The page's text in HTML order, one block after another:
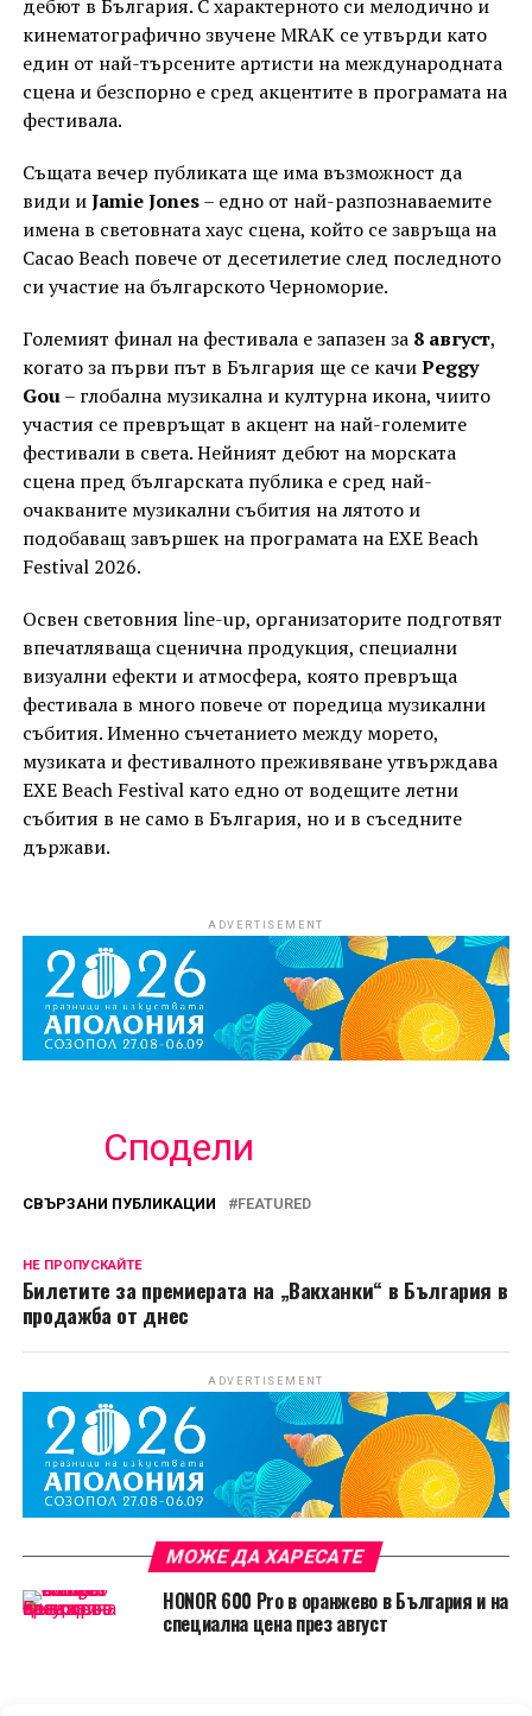
дебют в България. С характерното си мелодично и
кинематографично звучене MRAK се утвърди като
един от най-търсените артисти на международната
сцена и безспорно е сред акцентите в програмата на
фестивала.
Същата вечер публиката ще има възможност да
види иJamie Jones– едно от най-разпознаваемите
имена в световната хаус сцена, който се завръща на
Cacao Beach повече от десетилетие след последното
си участие на българското Черноморие.
Големият финал на фестивала е запазен за 8 август,
когато за първи път в България ще се качиPeggy
Gou– глобална музикална и културна икона, чиито
участия се превръщат в акцент на най-големите
фестивали в света. Нейният дебют на морската
сцена пред българската публика е сред най-
очакваните музикални събития на лятото и
подобаващ завършек на програмата на EXE Beach
Festival 2026.
Освен световния line-up, организаторите подготвят
впечатляваща сценична продукция, специални
визуални ефекти и атмосфера, която превръща
фестивала в много повече от поредица музикални
събития. Именно съчетанието между морето,
музиката и фестивалното преживяване утвърждава
EXE Beach Festival като едно от водещите летни
събития в не само в България, но и в съседните
държави.
ADVERTISEMENT
Сподели
СВЪРЗАНИ ПУБЛИКАЦИИ FEATURED
НЕ ПРОПУСКАЙТЕ
Билетите за премиерата на „Вакханки“ в България в
продажба от днес
ADVERTISEMENT
МОЖЕ ДА ХАРЕСАТЕ
HONOR 600 Pro в оранжево в България и на
специална цена през август